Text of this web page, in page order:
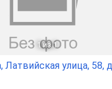
1 из 1
Латвийская улица, 58,